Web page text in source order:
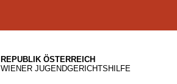
REPUBLIK ÖSTERREICH
WIENER JUGENDGERICHTSHILFE